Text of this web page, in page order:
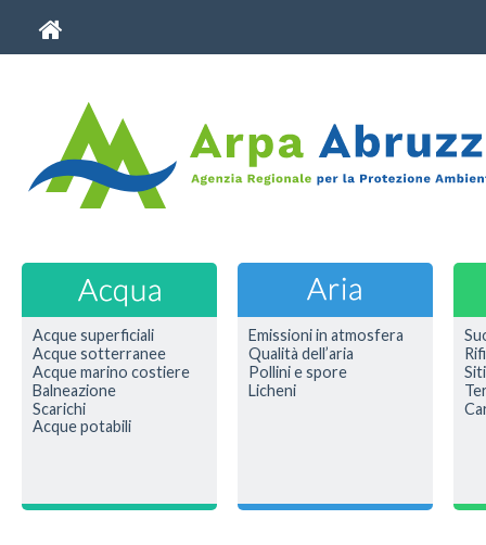
Acque superficiali
Acque sotterranee
Acque marino costiere
Balneazione
Scarichi
Acque potabili
Emissioni in atmosfera
Qualità dell’aria
Pollini e spore
Licheni